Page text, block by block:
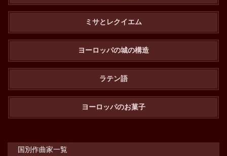
ミサとレクイエム
ヨーロッパの城の構造
ラテン語
ヨーロッパのお菓子
国別作曲家一覧